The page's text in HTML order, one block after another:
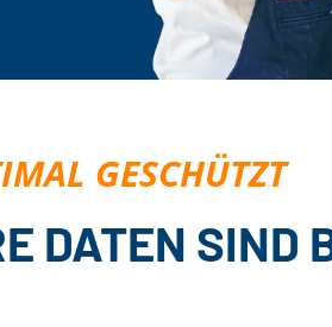
GESCHÜTZT
DATEN SIND